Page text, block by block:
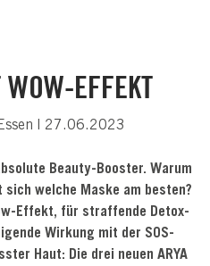
EFFEKT
| 27.06.2023
Beauty-Booster. Warum
welche Maske am besten?
Effekt, für straffende Detox-
Wirkung mit der SOS-
Haut: Die drei neuen ARYA